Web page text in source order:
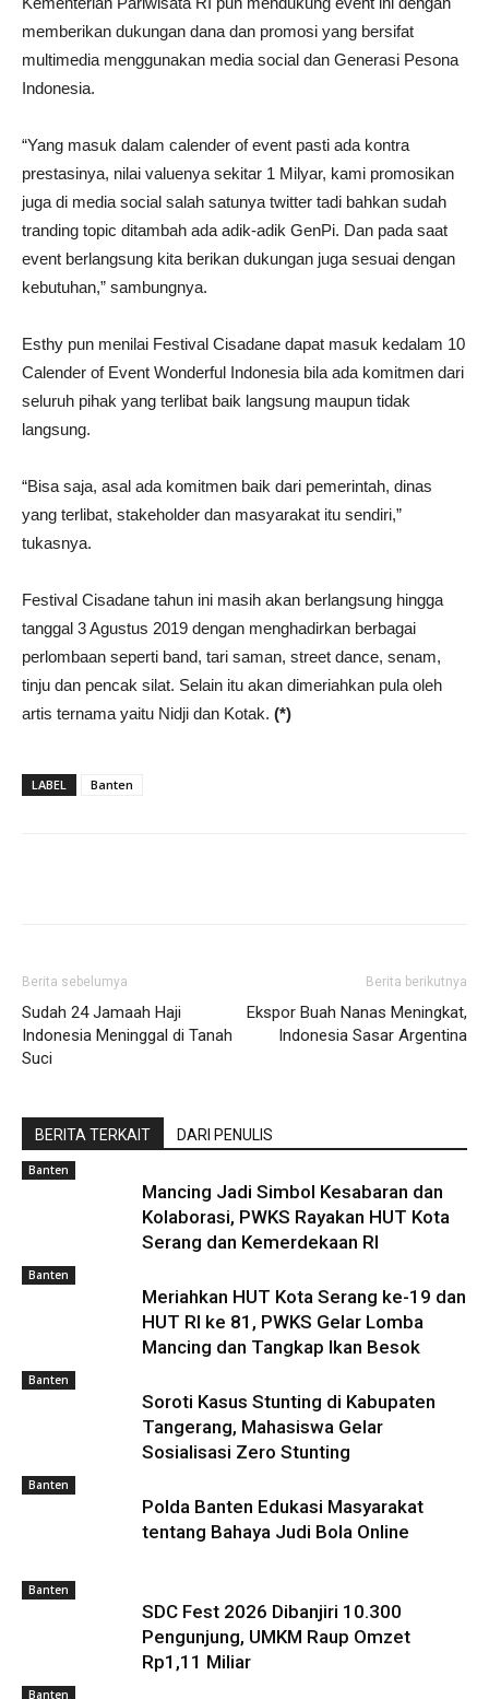
memberikan dukungan dana dan promosi yang bersifat
multimedia menggunakan media social dan Generasi Pesona
Indonesia.
“Yang masuk dalam calender of event pasti ada kontra
prestasinya, nilai valuenya sekitar 1 Milyar, kami promosikan
juga di media social salah satunya twitter tadi bahkan sudah
tranding topic ditambah ada adik-adik GenPi. Dan pada saat
event berlangsung kita berikan dukungan juga sesuai dengan
kebutuhan,” sambungnya.
Esthy pun menilai Festival Cisadane dapat masuk kedalam 10
Calender of Event Wonderful Indonesia bila ada komitmen dari
seluruh pihak yang terlibat baik langsung maupun tidak
langsung.
“Bisa saja, asal ada komitmen baik dari pemerintah, dinas
yang terlibat, stakeholder dan masyarakat itu sendiri,”
tukasnya.
Festival Cisadane tahun ini masih akan berlangsung hingga
tanggal 3 Agustus 2019 dengan menghadirkan berbagai
perlombaan seperti band, tari saman, street dance, senam,
tinju dan pencak silat. Selain itu akan dimeriahkan pula oleh
artis ternama yaitu Nidji dan Kotak. (*)
LABEL Banten
Berita sebelumya
Sudah 24 Jamaah Haji
Indonesia Meninggal di Tanah
Suci
Berita berikutnya
Ekspor Buah Nanas Meningkat,
Indonesia Sasar Argentina
BERITA TERKAIT DARI PENULIS
Banten
Mancing Jadi Simbol Kesabaran dan
Kolaborasi, PWKS Rayakan HUT Kota
Serang dan Kemerdekaan RI
Banten
Meriahkan HUT Kota Serang ke-19 dan
HUT RI ke 81, PWKS Gelar Lomba
Mancing dan Tangkap Ikan Besok
Banten
Soroti Kasus Stunting di Kabupaten
Tangerang, Mahasiswa Gelar
Sosialisasi Zero Stunting
Banten
Polda Banten Edukasi Masyarakat
tentang Bahaya Judi Bola Online
Banten
SDC Fest 2026 Dibanjiri 10.300
Pengunjung, UMKM Raup Omzet
Rp1,11 Miliar
Banten